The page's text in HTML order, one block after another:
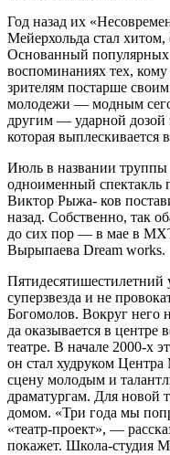
Год назад их
Мейерхольда стал
Основанный популярных
воспоминаниях тех, кому
зрителям постарше
мо­лодежи — модным
другим — ударной дозой
которая выплескивается
Июль в названии труппы
одно­именный спектакль
Виктор Рыжа- ков
назад. Собственно, так
до сих пор — в мае в
Вырыпаева Dream works.
супер­звезда и не
Богомолов. Вокруг него
да оказывается в центре
театре. В на­чале 2000-х
он стал худруком
сцену молодым и
драматур­гам. Для новой
домом. «Три года мы
«театр-проект», —
покажет. Школа-студия